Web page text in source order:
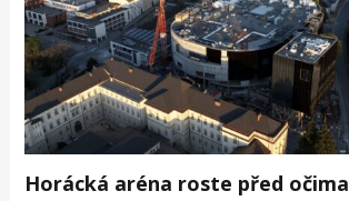
Horácká aréna roste před očima